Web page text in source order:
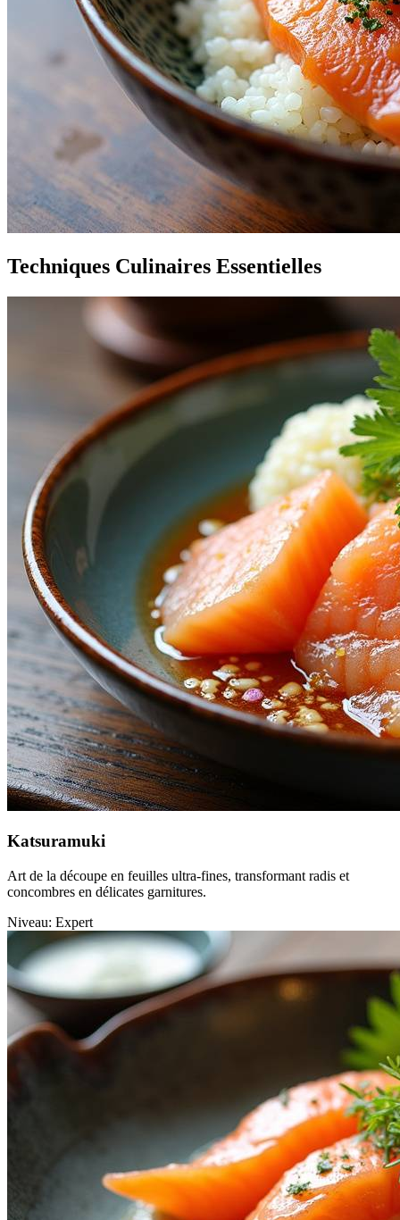
Techniques Culinaires Essentielles
Katsuramuki
Art de la découpe en feuilles ultra-fines, transformant radis et
concombres en délicates garnitures.
Niveau: Expert